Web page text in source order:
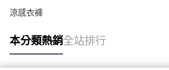
涼感衣褲
本分類熱銷全站排行